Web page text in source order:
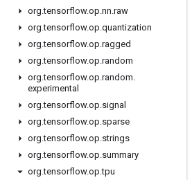
org.tensorflow.op.nn.raw
org.tensorflow.op.quantization
org.tensorflow.op.ragged
org.tensorflow.op.random
org.tensorflow.op.random.
experimental
org.tensorflow.op.signal
org.tensorflow.op.sparse
org.tensorflow.op.strings
org.tensorflow.op.summary
org.tensorflow.op.tpu